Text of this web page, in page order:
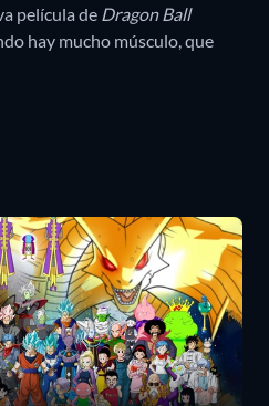
película de Dragon Ball
hay mucho músculo, que